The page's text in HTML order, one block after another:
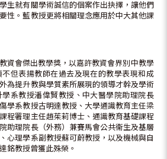
生就有關學術誠信的個案作出抉擇，讓他們
性。藍教授更將相關理念應用於中大其他課
資會傑出教學獎，以嘉許教資會界別中教學
但表揚教師在過去及現在的教學表現和成
為提升教與學質素所展現的領導才幹及學術
系教授潘偉賢教授、中大醫學院助理院長
學系教授古明達教授、大學通識教育主任梁
程署理主任趙茱莉博士、通識教育基礎課程
助理院長（外務）兼賽馬會公共衞生及基層
心理學系副教授蘇可蔚教授，以及機械與自
銘教授曾獲此殊榮。